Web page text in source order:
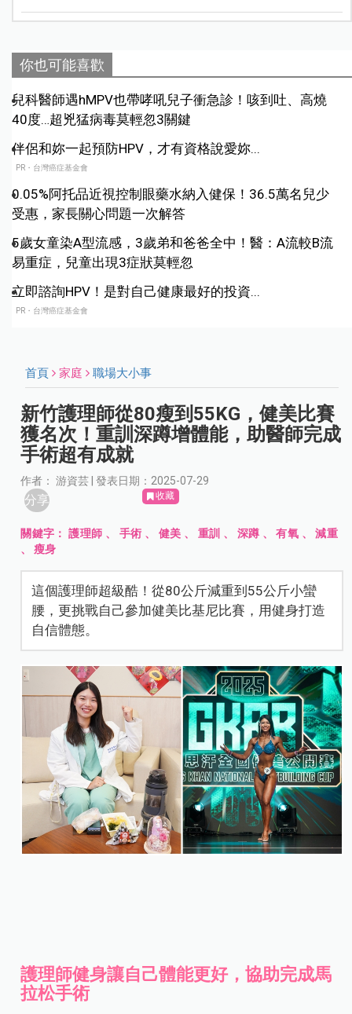
你也可能喜歡
兒科醫師遇hMPV也帶哮吼兒子衝急診！咳到吐、高燒
40度…超兇猛病毒莫輕忽3關鍵
伴侶和妳一起預防HPV，才有資格說愛妳...
PR・台灣癌症基金會
0.05%阿托品近視控制眼藥水納入健保！36.5萬名兒少
受惠，家長關心問題一次解答
5歲女童染A型流感，3歲弟和爸爸全中！醫：A流較B流
易重症，兒童出現3症狀莫輕忽
立即諮詢HPV！是對自己健康最好的投資...
PR・台灣癌症基金會
首頁 家庭 職場大小事
新竹護理師從80瘦到55KG，健美比賽
獲名次！重訓深蹲增體能，助醫師完成
手術超有成就
作者： 游資芸 | 發表日期：2025-07-29
分享 收藏
關鍵字：護理師 、 手術 、 健美 、 重訓 、 深蹲 、有氧 、減重
、瘦身
這個護理師超級酷！從80公斤減重到55公斤小蠻
腰，更挑戰自己參加健美比基尼比賽，用健身打造
自信體態。
護理師健身讓自己體能更好，協助完成馬
拉松手術